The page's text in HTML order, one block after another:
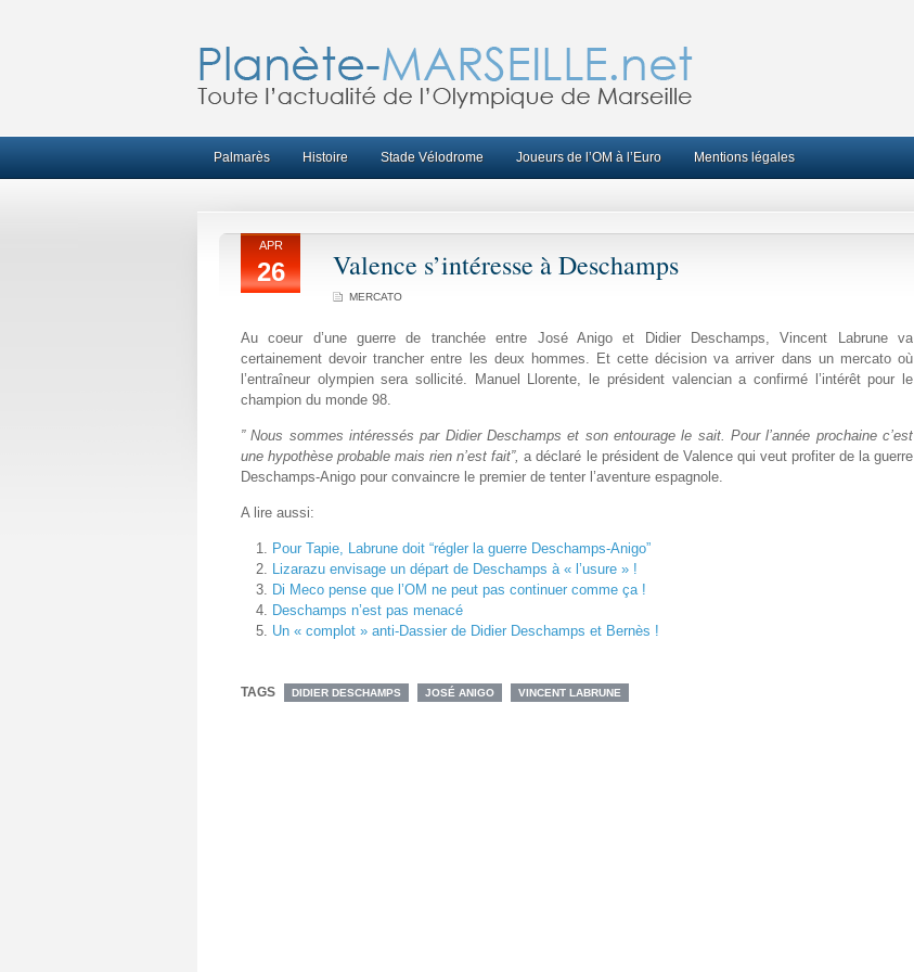
Palmarès Histoire Stade Vélodrome Joueurs de l’OM à l’Euro Mentions légales
APR
26 Valence s’intéresse à Deschamps
MERCATO
Au coeur d’une guerre de tranchée entre José Anigo et Didier Deschamps, Vincent Labrune va
certainement devoir trancher entre les deux hommes. Et cette décision va arriver dans un mercato où
l’entraîneur olympien sera sollicité. Manuel Llorente, le président valencian a confirmé l’intérêt pour le
champion du monde 98.
” Nous sommes intéressés par Didier Deschamps et son entourage le sait. Pour l’année prochaine c’est
une hypothèse probable mais rien n’est fait”,a déclaré le président de Valence qui veut profiter de la guerre
Deschamps-Anigo pour convaincre le premier de tenter l’aventure espagnole.
A lire aussi:
Pour Tapie, Labrune doit “régler la guerre Deschamps-Anigo”
Lizarazu envisage un départ de Deschamps à « l’usure » !
Di Meco pense que l’OM ne peut pas continuer comme ça !
Deschamps n’est pas menacé
Un « complot » anti-Dassier de Didier Deschamps et Bernès !
TAGS DIDIER DESCHAMPS JOSÉ ANIGO VINCENT LABRUNE